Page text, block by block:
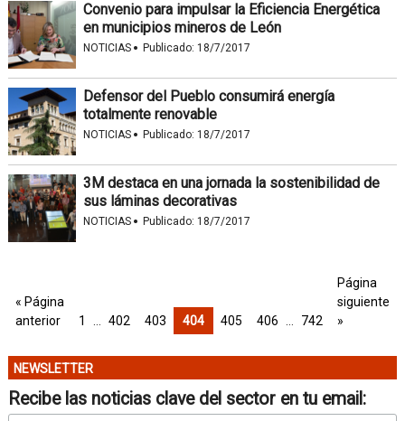
Convenio para impulsar la Eficiencia Energética
en municipios mineros de León
NOTICIAS · Publicado: 18/7/2017
Defensor del Pueblo consumirá energía
totalmente renovable
NOTICIAS · Publicado: 18/7/2017
3M destaca en una jornada la sostenibilidad de
sus láminas decorativas
NOTICIAS · Publicado: 18/7/2017
« Página
anterior
1 402 403 404 405 406 742
Página
siguiente
»
NEWSLETTER
Recibe las noticias clave del sector en tu email: